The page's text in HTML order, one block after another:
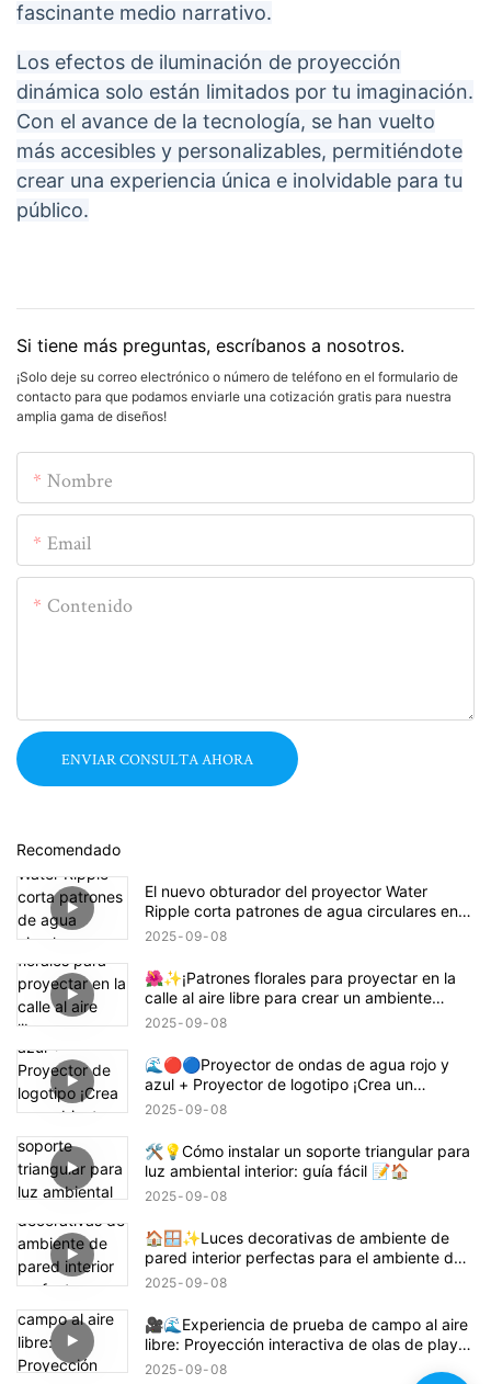
fascinante medio narrativo.
Los efectos de iluminación de proyección
dinámica solo están limitados por tu imaginación.
Con el avance de la tecnología, se han vuelto
más accesibles y personalizables, permitiéndote
crear una experiencia única e inolvidable para tu
público.
Si tiene más preguntas, escríbanos a nosotros.
¡Solo deje su correo electrónico o número de teléfono en el formulario de
contacto para que podamos enviarle una cotización gratis para nuestra
amplia gama de diseños!
Nombre
Email
Contenido
ENVIAR CONSULTA AHORA
Recomendado
El nuevo obturador del proyector Water
Ripple corta patrones de agua circulares en
rectángulos, cuadrados o semicírculos.
2025 09 08
🌺✨¡Patrones florales para proyectar en la
calle al aire libre para crear un ambiente
animado! 🌸🏙️
2025 09 08
🌊🔴🔵Proyector de ondas de agua rojo y
azul + Proyector de logotipo ¡Crea un
ambiente con temática de Demon Slayer
2025 09 08
🛠️💡Cómo instalar un soporte triangular para
luz ambiental interior: guía fácil 📝🏠
2025 09 08
🏠🪟✨Luces decorativas de ambiente de
pared interior perfectas para el ambiente del
hogar
2025 09 08
🎥🌊Experiencia de prueba de campo al aire
libre: Proyección interactiva de olas de playa
🌊✨
2025 09 08